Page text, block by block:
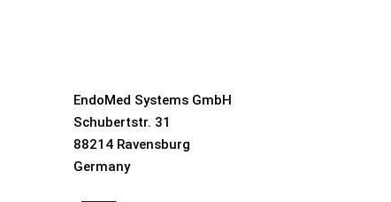
EndoMed Systems GmbH
Schubertstr. 31
88214 Ravensburg
Germany